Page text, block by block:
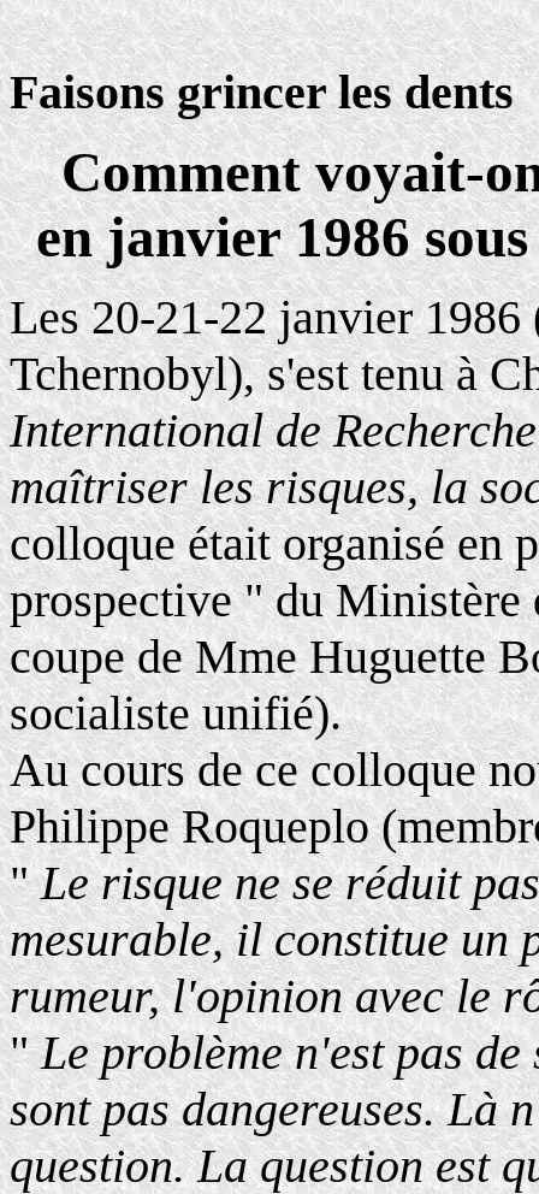
Faisons grincer les dents
Comment voyait-
en janvier 1986
Les 20-21-22 janvier 1986
Tchernobyl), s'est tenu à
International de
maîtriser les risques, la
colloque était organisé en
prospective " du Ministère
coupe de Mme Huguette
socialiste unifié).
Au cours de ce colloque
Philippe Roqueplo
"Le risque ne se réduit
mesurable, il constitue un
rumeur, l'opinion avec le
"Le problème n'est pas
sont pas dangereuses. Là
question. La question est